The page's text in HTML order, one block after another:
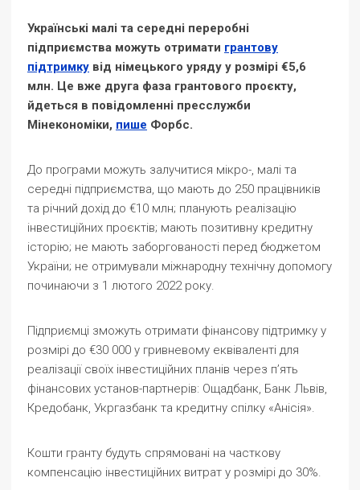
Українські малі та середні переробні
підприємства можуть отримати грантову
підтримку від німецького уряду у розмірі €5,6
млн. Це вже друга фаза грантового проєкту,
йдеться в повідомленні пресслужби
Мінекономіки, пише Форбс.
До програми можуть залучитися мікро-, малі та
середні підприємства, що мають до 250 працівників
та річний дохід до €10 млн; планують реалізацію
інвестиційних проєктів; мають позитивну кредитну
історію; не мають заборгованості перед бюджетом
України; не отримували міжнародну технічну допомогу
починаючи з 1 лютого 2022 року.
Підприємці зможуть отримати фінансову підтримку у
розмірі до €30 000 у гривневому еквіваленті для
реалізації своїх інвестиційних планів через п’ять
фінансових установ-партнерів: Ощадбанк, Банк Львів,
Кредобанк, Укргазбанк та кредитну спілку «Анісія».
Кошти гранту будуть спрямовані на часткову
компенсацію інвестиційних витрат у розмірі до 30%.